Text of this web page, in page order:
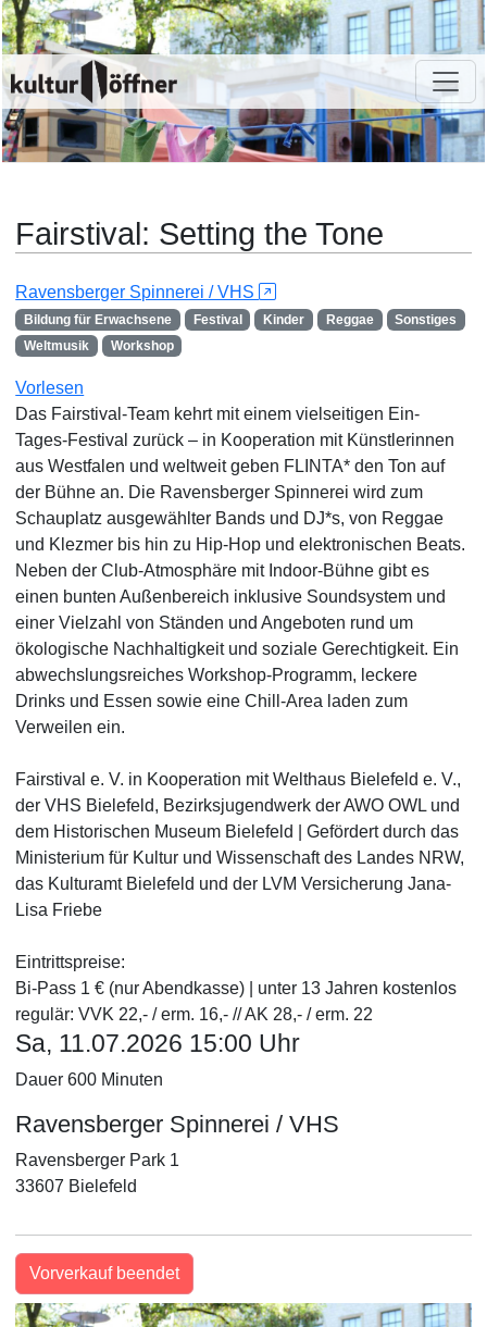
Fairstival: Setting the Tone
Ravensberger Spinnerei / VHS
Bildung für Erwachsene Festival Kinder Reggae
Sonstiges
Weltmusik
Workshop
Vorlesen
Das Fairstival-Team kehrt mit einem vielseitigen Ein-
Tages-Festival zurück – in Kooperation mit Künstlerinnen
aus Westfalen und weltweit geben FLINTA* den Ton auf
der Bühne an. Die Ravensberger Spinnerei wird zum
Schauplatz ausgewählter Bands und DJ*s, von Reggae
und Klezmer bis hin zu Hip-Hop und elektronischen Beats.
Neben der Club-Atmosphäre mit Indoor-Bühne gibt es
einen bunten Außenbereich inklusive Soundsystem und
einer Vielzahl von Ständen und Angeboten rund um
ökologische Nachhaltigkeit und soziale Gerechtigkeit. Ein
abwechslungsreiches Workshop-Programm, leckere
Drinks und Essen sowie eine Chill-Area laden zum
Verweilen ein.
Fairstival e. V. in Kooperation mit Welthaus Bielefeld e. V.,
der VHS Bielefeld, Bezirksjugendwerk der AWO OWL und
dem Historischen Museum Bielefeld | Gefördert durch das
Ministerium für Kultur und Wissenschaft des Landes NRW,
das Kulturamt Bielefeld und der LVM Versicherung Jana-
Lisa Friebe
Eintrittspreise:
Bi-Pass 1 € (nur Abendkasse) | unter 13 Jahren kostenlos
regulär: VVK 22,- / erm. 16,- // AK 28,- / erm. 22
Sa, 11.07.2026 15:00 Uhr
Dauer 600 Minuten
Ravensberger Spinnerei / VHS
Ravensberger Park 1
33607 Bielefeld
Vorverkauf beendet